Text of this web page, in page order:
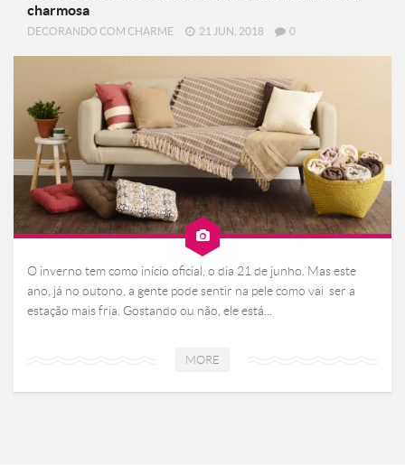
charmosa
DECORANDO COM CHARME 21 JUN, 2018 0
O inverno tem como início oficial, o dia 21 de junho. Mas este
ano, já no outono, a gente pode sentir na pele como vai ser a
estação mais fria. Gostando ou não, ele está...
MORE